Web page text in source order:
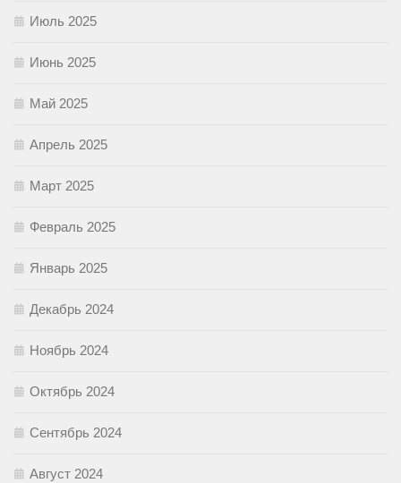
Июль 2025
Июнь 2025
Май 2025
Апрель 2025
Март 2025
Февраль 2025
Январь 2025
Декабрь 2024
Ноябрь 2024
Октябрь 2024
Сентябрь 2024
Август 2024